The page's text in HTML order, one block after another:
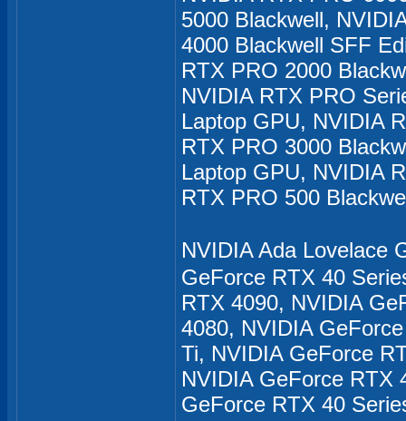
5000 Blackwell,
4000 Blackwell SFF
RTX PRO 2000
NVIDIA RTX PRO
Laptop GPU, NVIDIA
RTX PRO 3000
Laptop GPU, NVIDIA
RTX PRO 500
NVIDIA Ada Lovelace
GeForce RTX 40
RTX 4090, NVIDIA
4080, NVIDIA
Ti, NVIDIA GeForce
NVIDIA GeForce RTX
GeForce RTX 40